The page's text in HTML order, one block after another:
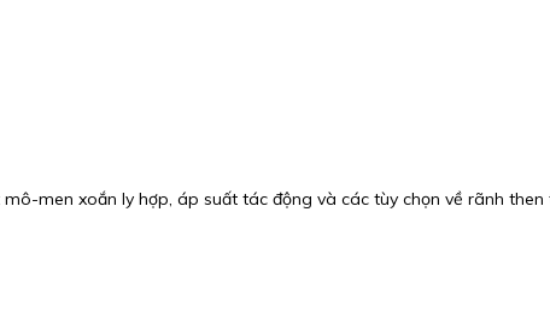
men xoắn ly hợp, áp suất tác động và các tùy chọn về rãnh then